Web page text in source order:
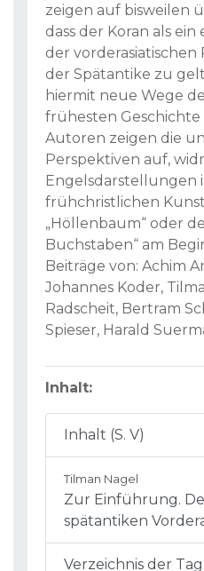
zeigen auf bisweilen
dass der Koran als
der vorderasiatischen
der Spätantike zu
hiermit neue Wege
frühesten Geschichte
Autoren zeigen die
Perspektiven auf,
Engelsdarstellungen
frühchristlichen
„Höllenbaum“ oder
Buchstaben“ am
Beiträge von: Achim
Johannes Koder,
Radscheit, Bertram
Spieser, Harald
Inhalt:
Inhalt (S. V)
Tilman Nagel
Zur Einführung.
spätantiken
Verzeichnis der